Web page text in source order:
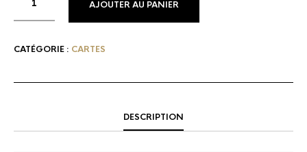
AJOUTER AU PANIER
CATÉGORIE : CARTES
DESCRIPTION